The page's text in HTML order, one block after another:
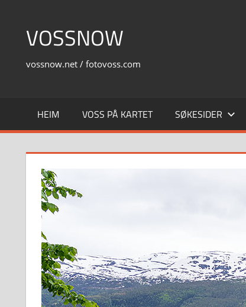
contentVOSSNOW
vossnow.net / fotovoss.com
HEIM VOSS PÅ KARTET SØKESIDER